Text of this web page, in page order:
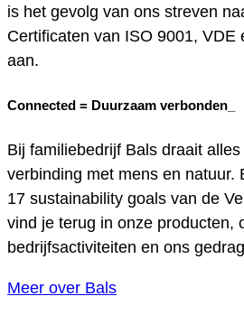
is het gevolg van ons streven
Certificaten van ISO 9001, VDE
aan.
Connected = Duurzaam verbonden_
Bij familiebedrijf Bals draait
verbinding met mens en natuur.
17 sustainability goals van de
vind je terug in onze producten,
bedrijfsactiviteiten en ons
Meer over Bals